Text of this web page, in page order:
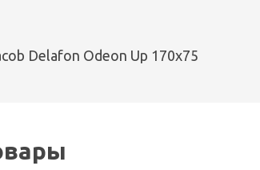
Delafon Odeon Up 170x75